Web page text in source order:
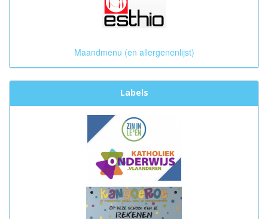
Maandmenu (en allergenenlijst)
Labels